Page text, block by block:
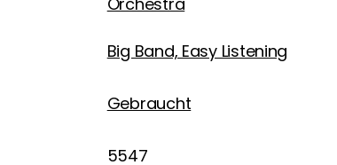
Big Band, Easy Listening
Gebraucht
5547